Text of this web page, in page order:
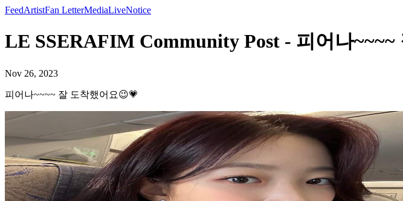
FeedArtistFan LetterMediaLiveNotice
LE SSERAFIM Community Post - 피어나
Nov 26, 2023
피어나~~~~ 잘 도착했어요😉💗